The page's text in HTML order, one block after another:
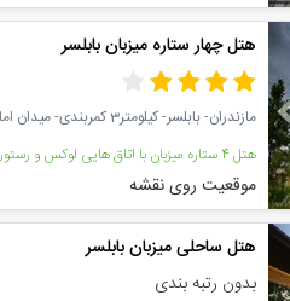
Previous
هتل چهار ستاره میزبان بابلسر
مازندران- بابلسر- کیلومتر3 کمربندی- میدان امام حسین (ع)- هتل میزبان بابلسر
موقعیت روی نقشه
Previous
هتل ساحلی میزبان بابلسر
بدون رتبه بندی